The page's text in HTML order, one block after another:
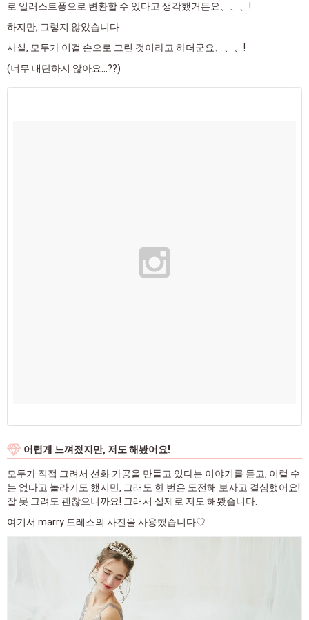
로 일러스트풍으로 변환할 수 있다고 생각했거든요、、、!
하지만, 그렇지 않았습니다.
사실, 모두가 이걸 손으로 그린 것이라고 하더군요、、、!
(너무 대단하지 않아요...??)
어렵게 느껴졌지만, 저도 해봤어요!
모두가 직접 그려서 선화 가공을 만들고 있다는 이야기를 듣고, 이럴 수
는 없다고 놀라기도 했지만, 그래도 한 번은 도전해 보자고 결심했어요!
잘 못 그려도 괜찮으니까요! 그래서 실제로 저도 해봤습니다.
여기서 marry 드레스의 사진을 사용했습니다♡